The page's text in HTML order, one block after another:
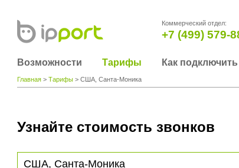
Коммерческий отдел:
+7 (499) 579-
Возможности Тарифы Как подключить
Главная > Тарифы > США, Санта-Моника
Узнайте стоимость звонков